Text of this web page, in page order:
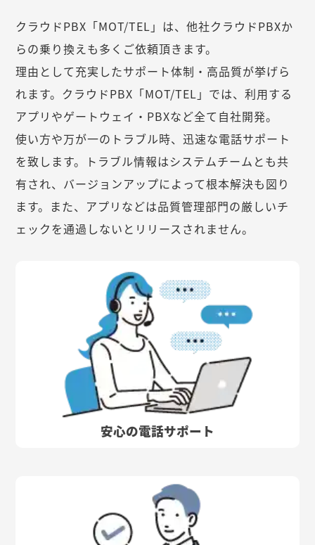
クラウドPBX「MOT/TEL」は、他社クラウドPBXか
らの乗り換えも多くご依頼頂きます。
理由として充実したサポート体制・高品質が挙げら
れます。クラウドPBX「MOT/TEL」では、利用する
アプリやゲートウェイ・PBXなど全て自社開発。
使い方や万が一のトラブル時、迅速な電話サポート
を致します。トラブル情報はシステムチームとも共
有され、バージョンアップによって根本解決も図り
ます。また、アプリなどは品質管理部門の厳しいチ
ェックを通過しないとリリースされません。
安心の電話サポート